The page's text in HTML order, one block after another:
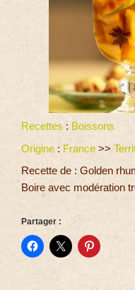
Recettes : Boissons
Origine : France >>
Recette de : Golden
Boire avec modération
Partager :